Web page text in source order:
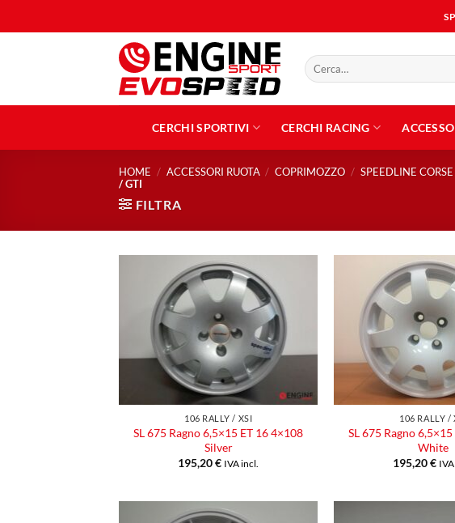
ai
Cerca:
CERCHI SPORTIVI CERCHI RACING
HOME / ACCESSORI RUOTA / COPRIMOZZO / SPEEDLINE CORSE
/ GTI
FILTRA
Aggiungi
alla lista
dei
desideri
106 RALLY / XSI
SL 675 Ragno 6,5×15 ET 16 4×108
Silver
195,20€ IVA incl.
106 RALLY /
SL 675 Ragno
White
195,20€ IVA